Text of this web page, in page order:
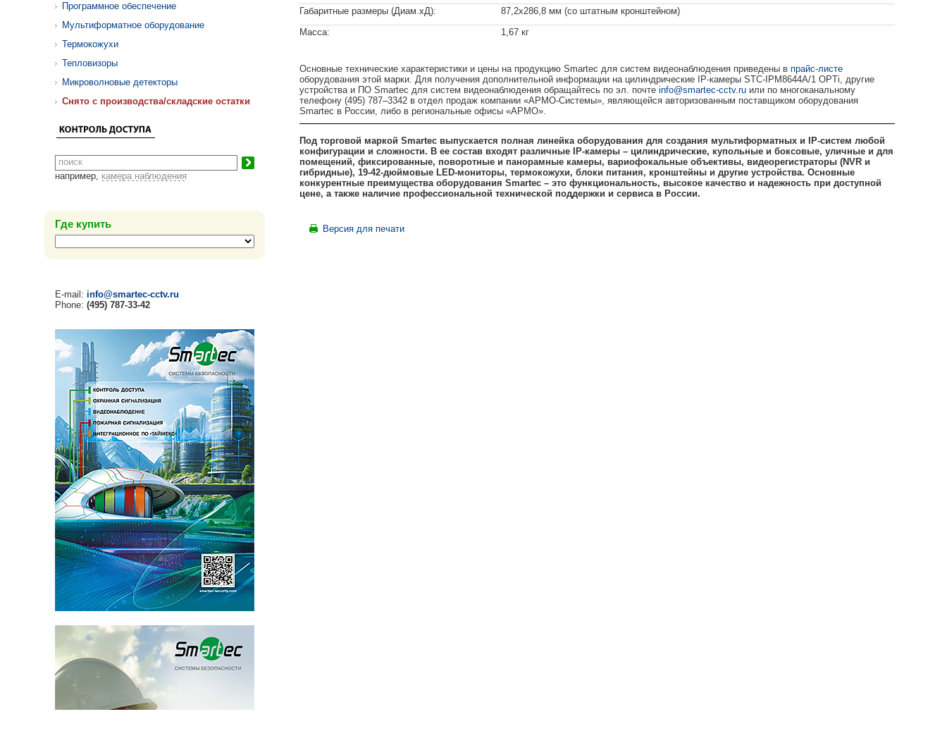
Программное обеспечение
Мультиформатное оборудование
Термокожухи
Тепловизоры
Микроволновые детекторы
Cнято с производства/складские остатки
например, камера наблюдения
Где купить
E-mail: info@smartec-cctv.ru
Phone: (495) 787-33-42
Габаритные размеры (Диам.хД):
87,2х286,8 мм (со штатным кронштейном)
Масса:
1,67 кг
Основные технические характеристики и цены на продукцию Smartec для систем видеонаблюдения приведены в прайс-листе
оборудования этой марки. Для получения дополнительной информации на цилиндрические IP-камеры STC-IPM8644A/1 OPTi, другие
устройства и ПО Smartec для систем видеонаблюдения обращайтесь по эл. почте info@smartec-cctv.ru или по многоканальному
телефону (495) 787–3342 в отдел продаж компании «АРМО-Системы», являющейся авторизованным поставщиком оборудования
Smartec в России, либо в региональные офисы «АРМО».
Под торговой маркой Smartec выпускается полная линейка оборудования для создания мультиформатных и IP-систем любой
конфигурации и сложности. В ее состав входят различные IP-камеры – цилиндрические, купольные и боксовые, уличные и для
помещений, фиксированные, поворотные и панорамные камеры, вариофокальные объективы, видеорегистраторы (NVR и
гибридные), 19-42-дюймовые LED-мониторы, термокожухи, блоки питания, кронштейны и другие устройства. Основные
конкурентные преимущества оборудования Smartec – это функциональность, высокое качество и надежность при доступной
цене, а также наличие профессиональной технической поддержки и сервиса в России.
Версия для печати